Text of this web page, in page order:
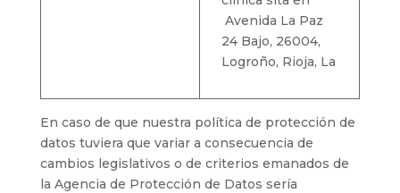
Avenida La Paz
24 Bajo, 26004,
Logroño, Rioja, La
En caso de que nuestra política de protección de
datos tuviera que variar a consecuencia de
cambios legislativos o de criterios emanados de
la Agencia de Protección de Datos sería